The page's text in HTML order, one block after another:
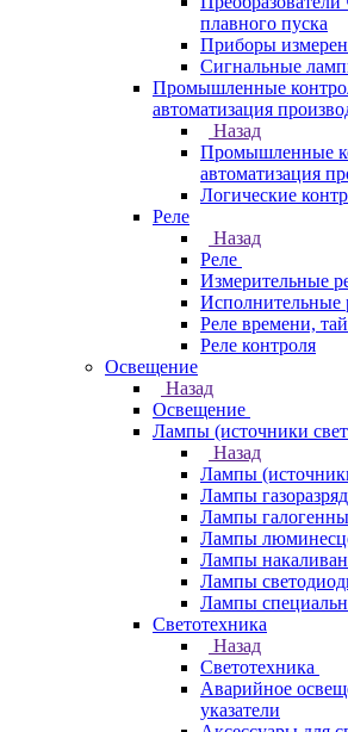
плавного пуска
Приборы
Сигнальные
Промышленные
автоматизация
Назад
Промышленные
автоматизация
Логические
Реле
Назад
Реле
Измерительные
Исполнительные
Реле времени,
Реле контроля
Освещение
Назад
Освещение
Лампы (источники
Назад
Лампы
Лампы
Лампы
Лампы
Лампы
Лампы
Лампы
Светотехника
Назад
Светотехника
Аварийное
указатели